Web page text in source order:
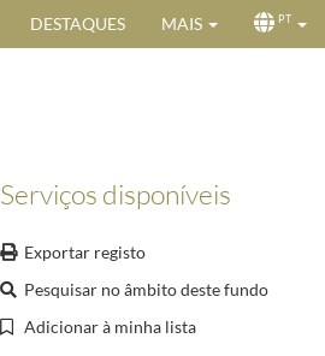
DESTAQUES MAIS PT
Serviços disponíveis
Exportar registo
Pesquisar no âmbito deste fundo
Adicionar à minha lista